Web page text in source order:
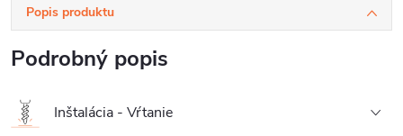
Popis produktu
Podrobný popis
Inštalácia - Vŕtanie